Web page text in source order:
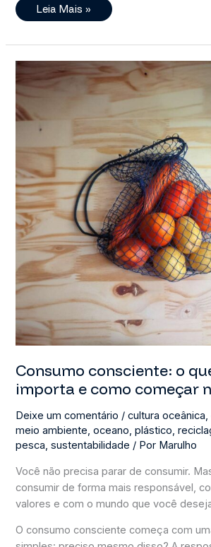
Chega
Na
Transforme
Presentes
Em
Longo
Prazo
Leia Mais »
Consumo consciente: o
importa e como começar
Deixe um comentário /cultura oceânica,
meio ambiente,oceano,plástico,
pesca,sustentabilidade / Por Marulho
Você não precisa parar de consumir.
consumir de forma mais responsável,
valores e com o mundo que você
O consumo consciente começa com